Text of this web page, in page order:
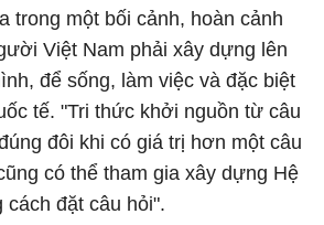
trong một bối cảnh, hoàn cảnh
Việt Nam phải xây dựng lên
để sống, làm việc và đặc biệt
tế. "Tri thức khởi nguồn từ câu
đôi khi có giá trị hơn một câu
có thể tham gia xây dựng Hệ
đặt câu hỏi".